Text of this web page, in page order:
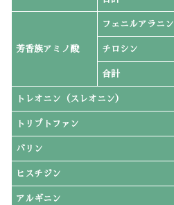
芳香族アミノ酸
フェニルアラニン
チロシン
合計
トレオニン（スレオニン）
トリプトファン
バリン
ヒスチジン
アルギニン